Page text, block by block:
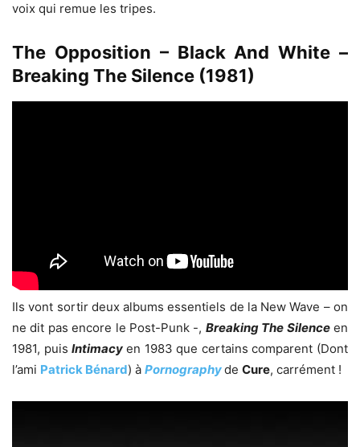
voix qui remue les tripes.
The Opposition – Black And White –
Breaking The Silence (1981)
Ils vont sortir deux albums essentiels de la New Wave – on
ne dit pas encore le Post-Punk -, Breaking The Silenceen
1981, puisIntimacy en 1983 que certains comparent (Dont
l’ami Patrick Bénard) à Pornographyde Cure, carrément !